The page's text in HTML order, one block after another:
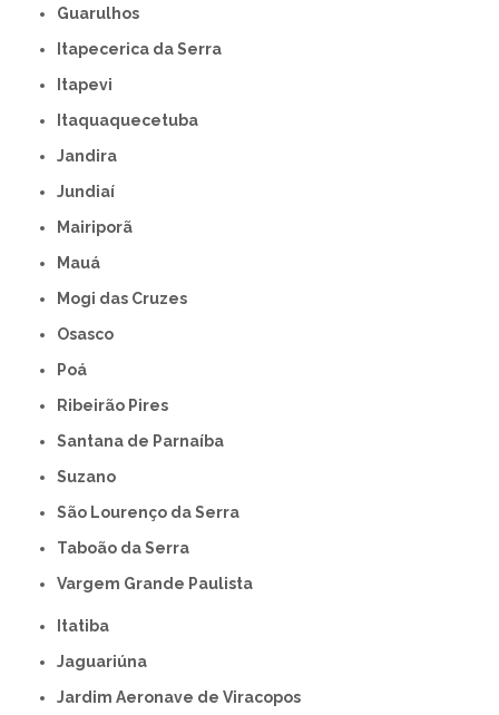
Guarulhos
Itapecerica da Serra
Itapevi
Itaquaquecetuba
Jandira
Jundiaí
Mairiporã
Mauá
Mogi das Cruzes
Osasco
Poá
Ribeirão Pires
Santana de Parnaíba
Suzano
São Lourenço da Serra
Taboão da Serra
Vargem Grande Paulista
Itatiba
Jaguariúna
Jardim Aeronave de Viracopos